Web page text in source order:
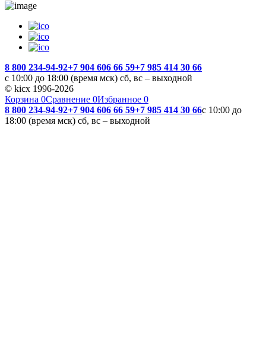
8 800 234-94-92+7 904 606 66 59+7 985 414 30 66
с 10:00 до 18:00 (время мск) сб, вс – выходной
© kicx 1996-2026
Корзина 0Сравнение 0Избранное 0
8 800 234-94-92+7 904 606 66 59+7 985 414 30 66с 10:00 до
18:00 (время мск) сб, вс – выходной